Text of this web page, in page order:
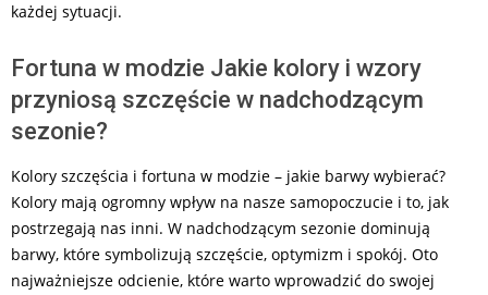
każdej sytuacji.
Fortuna w modzie Jakie kolory i wzory
przyniosą szczęście w nadchodzącym
sezonie?
Kolory szczęścia i fortuna w modzie – jakie barwy wybierać?
Kolory mają ogromny wpływ na nasze samopoczucie i to, jak
postrzegają nas inni. W nadchodzącym sezonie dominują
barwy, które symbolizują szczęście, optymizm i spokój. Oto
najważniejsze odcienie, które warto wprowadzić do swojej